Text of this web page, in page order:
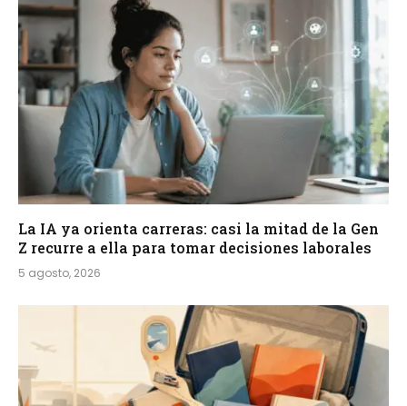
La IA ya orienta carreras: casi la mitad de la Gen
Z recurre a ella para tomar decisiones laborales
5 agosto, 2026